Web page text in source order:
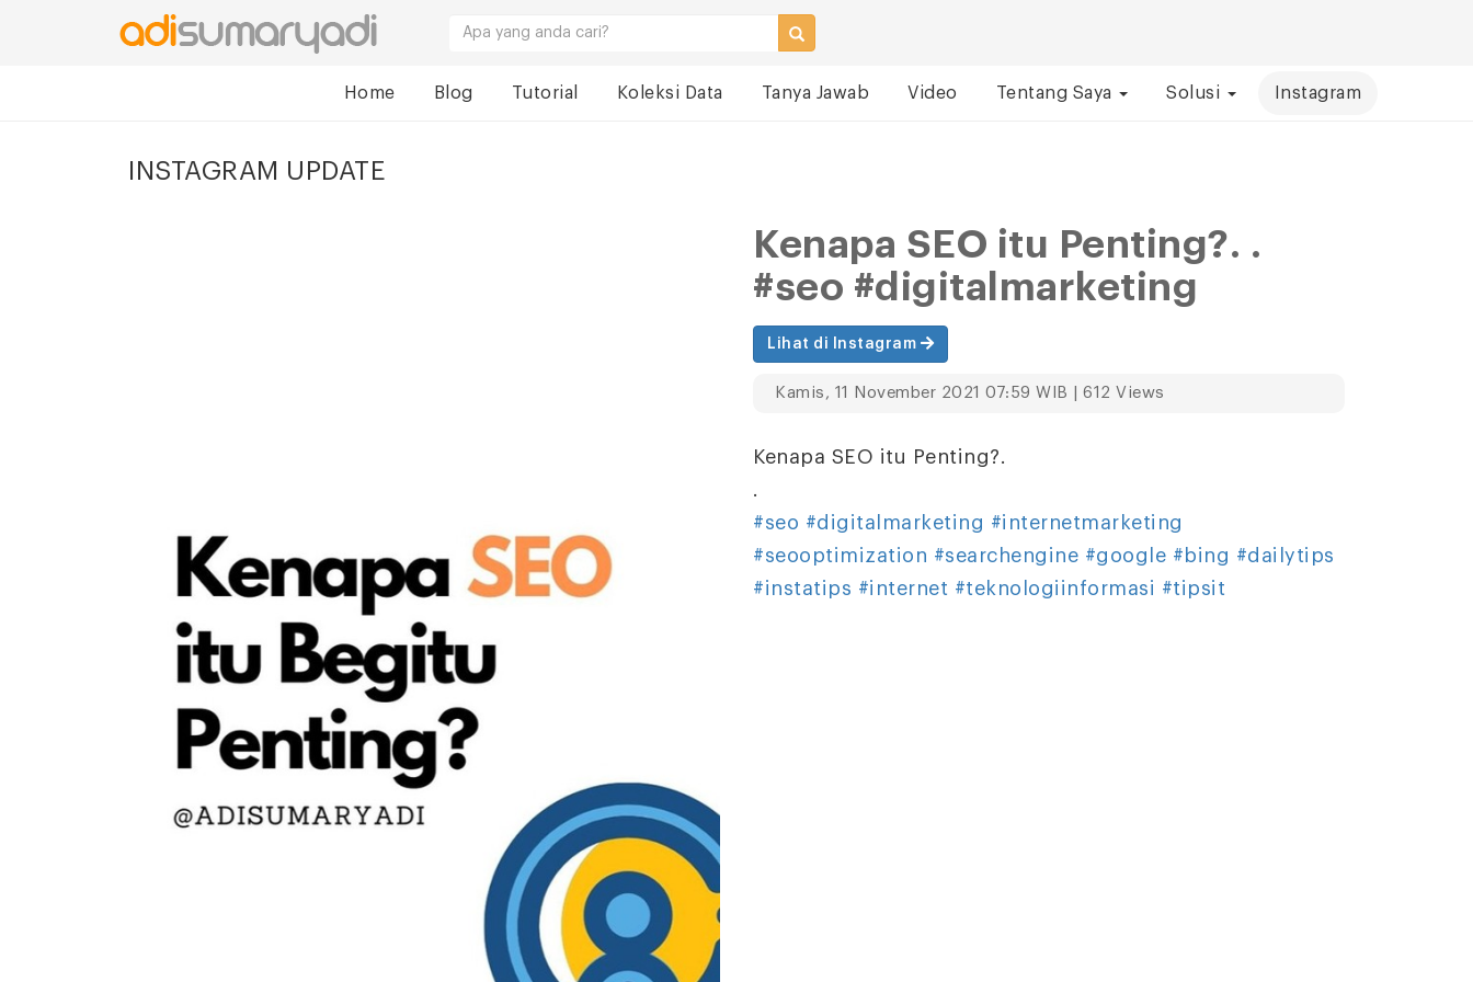
Home Blog Tutorial Koleksi Data Tanya Jawab Video Tentang Saya Solusi Instagram
INSTAGRAM UPDATE
Kenapa SEO itu Penting?. .
#seo #digitalmarketing
Lihat di Instagram
Kamis, 11 November 2021 07:59 WIB | 612 Views
Kenapa SEO itu Penting?.
.
#seo #digitalmarketing #internetmarketing
#seooptimization #searchengine #google #bing #dailytips
#instatips #internet #teknologiinformasi #tipsit